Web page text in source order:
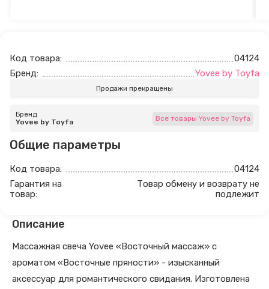
Код товара:
04124
Бренд:
Yovee by Toyfa
Продажи прекращены
Бренд
Yovee by Toyfa
Все товары Yovee by Toyfa
Общие параметры
Код товара:
04124
Гарантия на
товар:
Товар обмену и возврату не
подлежит
Описание
Массажная свеча Yovee «Восточный массаж» c
ароматом «Восточные пряности» - изысканный
аксессуар для романтического свидания. Изготовлена